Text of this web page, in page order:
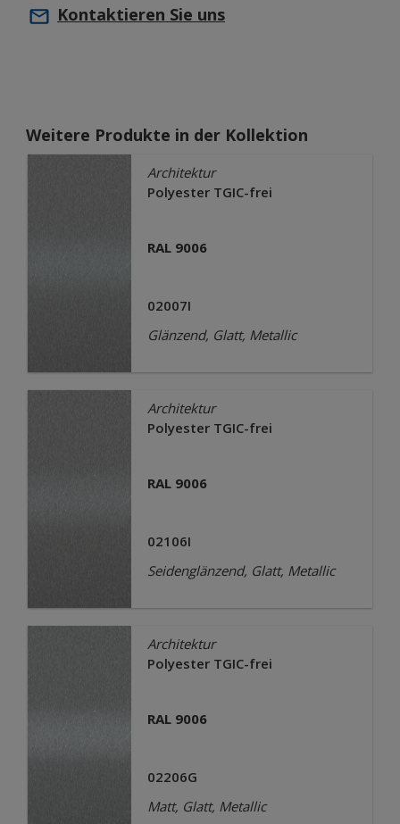
Kontaktieren Sie uns
Weitere Produkte in der Kollektion
Architektur
Polyester TGIC-frei
RAL 9006
02007I
Glänzend, Glatt, Metallic
Architektur
Polyester TGIC-frei
RAL 9006
02106I
Seidenglänzend, Glatt, Metallic
Architektur
Polyester TGIC-frei
RAL 9006
02206G
Matt, Glatt, Metallic